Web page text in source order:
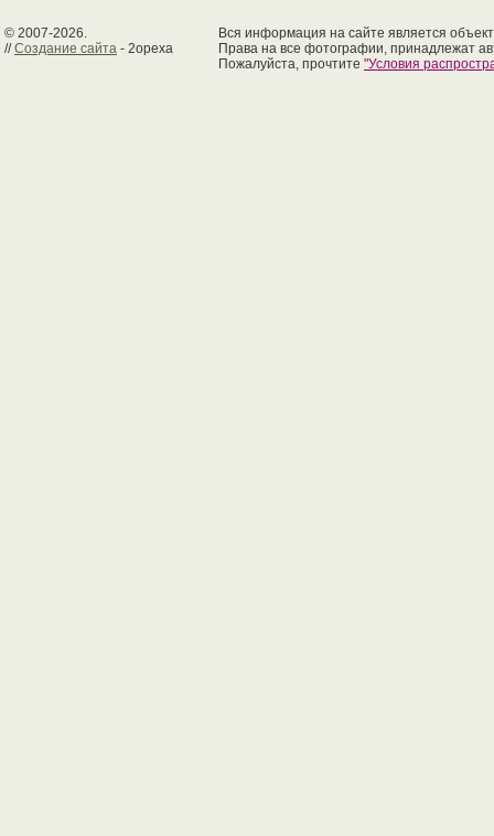
© 2007-2026.
//Создание сайта - 2opexa
Вся информация на сайте является
Права на все фотографии, принадлежат
Пожалуйста, прочтите "Условия